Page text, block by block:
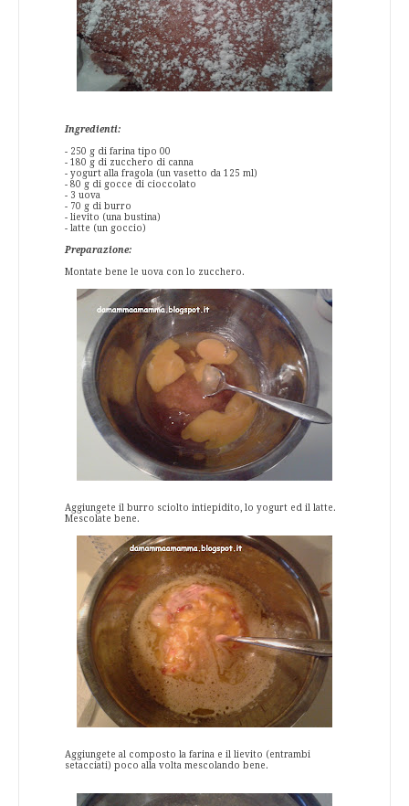
Ingredienti:
- 250 g di farina tipo 00
- 180 g di zucchero di canna
- yogurt alla fragola (un vasetto da 125 ml)
- 80 g di gocce di cioccolato
- 3 uova
- 70 g di burro
- lievito (una bustina)
- latte (un goccio)
Preparazione:
Montate bene le uova con lo zucchero.
Aggiungete il burro sciolto intiepidito, lo yogurt ed il latte.
Mescolate bene.
Aggiungete al composto la farina e il lievito (entrambi
setacciati) poco alla volta mescolando bene.